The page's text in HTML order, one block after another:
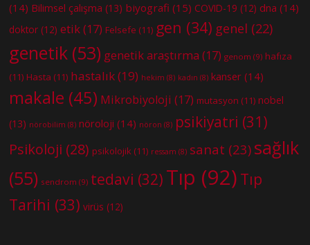
(14) Bilimsel çalışma (13) biyografi (15) COVID-19 (12) dna (14)
doktor (12) etik(17) Felsefe (11) gen (34) genel (22)
genetik (53) genetik araştırma (17) genom (9) hafıza
(11) Hasta (11) hastalık(19) hekim (8) kadın (8) kanser (14)
makale (45) Mikrobiyoloji (17) mutasyon (11) nobel
(13) nörobilim (8) nöroloji (14) nöron (8) psikiyatri (31)
Psikoloji (28) psikolojik (11) ressam (8) sanat (23) sağlık
(55) sendrom (9) tedavi (32) Tıp (92) Tıp
Tarihi (33) virüs (12)